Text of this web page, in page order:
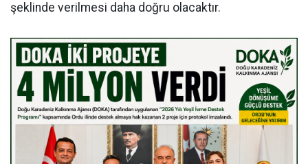
şeklinde verilmesi daha doğru olacaktır.